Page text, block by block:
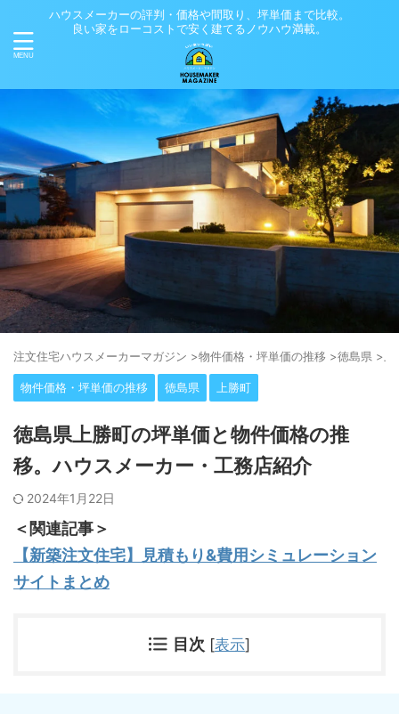
ハウスメーカーの評判・価格や間取り、坪単価まで比較。
良い家をローコストで安く建てるノウハウ満載。
注⽂住宅ハウスメーカーマガジン >物件価格・坪単価の推移 >徳島県 >
物件価格・坪単価の推移 徳島県 上勝町
徳島県上勝町の坪単価と物件価格の推
移。ハウスメーカー・工務店紹介
2024年1月22日
＜関連記事＞
【新築注文住宅】見積もり&費用シミュレーション
サイトまとめ
目次 [表示]